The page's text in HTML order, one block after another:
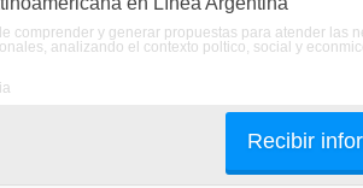
comprender y generar propuestas para atender las
analizando el contexto poltico, social y
Recibir